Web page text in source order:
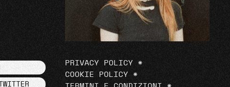
TWITTER
PRIVACY POLICY *
COOKIE POLICY *